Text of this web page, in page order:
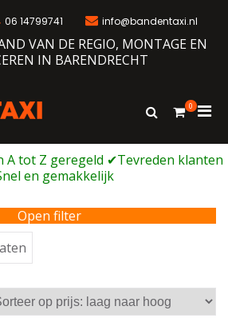
06 14799741 info@bandentaxi.nl
VAN DE REGIO, MONTAGE EN
IN BARENDRECHT
Bandengarage met eigen webshop
Toon
0
voor
Open filter
op
prijs:
laag